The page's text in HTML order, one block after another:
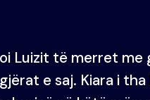
Luizit të merret me
e saj. Kiara i